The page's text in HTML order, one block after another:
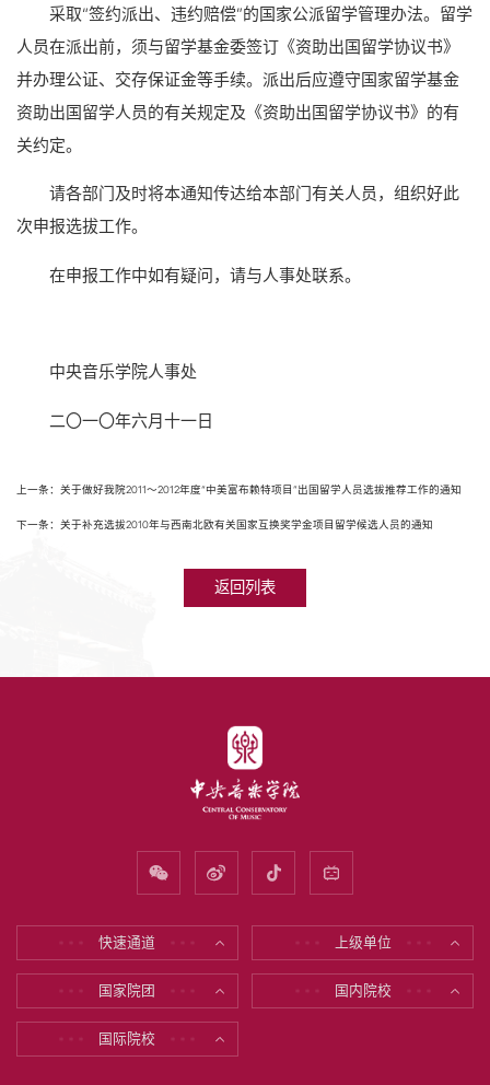
采取“签约派出、违约赔偿”的国家公派留学管理办法。留学
人员在派出前，须与留学基金委签订《资助出国留学协议书》
并办理公证、交存保证金等手续。派出后应遵守国家留学基金
资助出国留学人员的有关规定及《资助出国留学协议书》的有
关约定。
请各部门及时将本通知传达给本部门有关人员，组织好此
次申报选拔工作。
在申报工作中如有疑问，请与人事处联系。
中央音乐学院人事处
二〇一〇年六月十一日
上一条：关于做好我院2011～2012年度“中美富布赖特项目”出国留学人员选拔推荐工作的通知
下一条：关于补充选拔2010年与西南北欧有关国家互换奖学金项目留学候选人员的通知
返回列表
快速通道 上级单位
国家院团 国内院校
国际院校